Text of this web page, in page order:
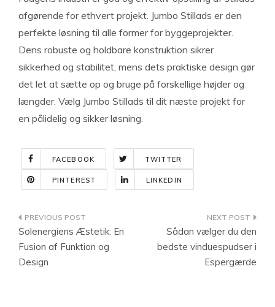
afgørende for ethvert projekt. Jumbo Stillads er den
perfekte løsning til alle former for byggeprojekter.
Dens robuste og holdbare konstruktion sikrer
sikkerhed og stabilitet, mens dets praktiske design gør
det let at sætte op og bruge på forskellige højder og
længder. Vælg Jumbo Stillads til dit næste projekt for
en pålidelig og sikker løsning.
FACEBOOK TWITTER
PINTEREST LINKEDIN
Indlægsnavigation
Solenergiens Æstetik: En
Fusion af Funktion og
Design
Sådan vælger du den
bedste vinduespudser i
Espergærde